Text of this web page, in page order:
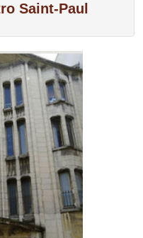
Saint-Paul